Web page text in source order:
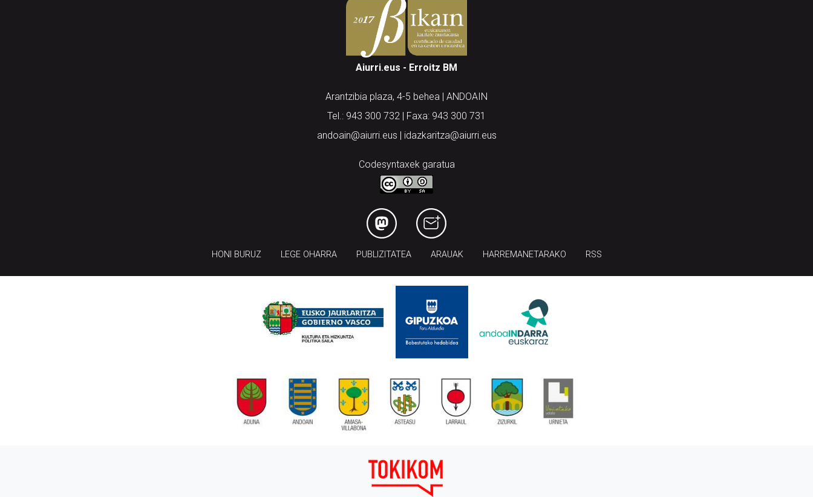
Aiurri.eus - Erroitz BM
Arantzibia plaza, 4-5 behea | ANDOAIN
Tel.: 943 300 732 | Faxa: 943 300 731
andoain@aiurri.eus | idazkaritza@aiurri.eus
Codesyntaxek garatua
HONI BURUZ LEGE OHARRA PUBLIZITATEA ARAUAK HARREMANETARAKO RSS